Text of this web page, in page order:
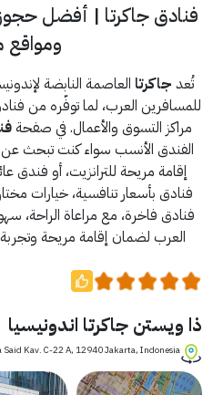
فنادق جاكرتا | أفضل
ومواقع
تُعد جاكرتا العاصمة النابضة
للمسافرين العرب، لما توفّره من
مراكز التسوق والأعمال. في صفحة
الفندق الأنسب سواء كنت تبحث
إقامة مريحة للترانزيت، أو فندق
فنادق بأسعار تنافسية، خيارات
فنادق فاخرة، مع مراعاة الراحة،
العرب لضمان إقامة مريحة
ذا ويستن جاكرتا اندونيسيا
Said Kav. C-22 A, 12940 Jakarta, Indonesia